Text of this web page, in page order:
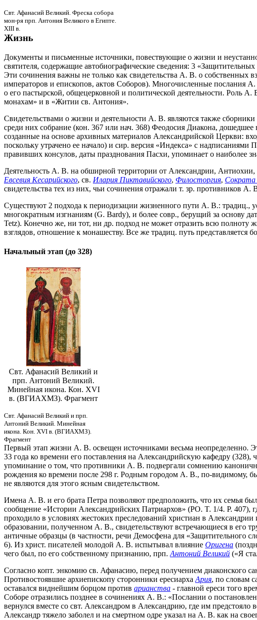
Свт. Афанасий Великий. Фреска собора
мон-ря прп. Антония Великого в Египте.
XIII в.
Жизнь
Документы и письменные источники, повествующие о жизни и
святителя, содержащие автобиографические сведения: 3
Эти сочинения важны не только как свидетельства А. В. о собственных
императоров и епископов, актов Соборов). Многочисленные послания
о его пастырской, общецерковной и политической деятельности. Роль
монахам» и в «Житии св. Антония».
Свидетельствами о жизни и деятельности А. В. являются также
среди них собрание (кон. 367 или нач. 368) Феодосия Диакона,
созданные на основе архивных материалов Александрийской Церкви:
поскольку утрачено ее начало) и сир. версия «Индекса» с
правивших консулов, даты празднования Пасхи, упоминает о наиболее
Деятельность А. В. на обширной территории от Александрии,
Евсевия Кесарийского, св. Илария Пиктавийского, Филосторгия, Сократа
свидетельства тех из них, чьи сочинения отражали т. зр. противников
Существуют 2 подхода к периодизации жизненного пути А. В.: традиц.,
многократным изгнаниям (G. Bardy), и более совр., берущий за основу
Tetz). Конечно же, ни тот, ни др. подход не может отразить всю полноту
взглядов, отношение к монашеству. Все же традиц. путь представляется
Начальный этап (до 328)
Свт. Афанасий Великий и
прп. Антоний Великий.
Минейная икона. Кон. XVI
в. (ВГИАХМЗ). Фрагмент
Свт. Афанасий Великий и прп.
Антоний Великий. Минейная
икона. Кон. XVI в. (ВГИАХМЗ).
Фрагмент
Первый этап жизни А. В. освещен источниками весьма неопределенно.
33 года ко времени его поставления на Александрийскую кафедру
упоминание о том, что противники А. В. подвергали сомнению
рождения ко времени после 298 г. Родным городом А. В., по-видимому,
не являются для этого ясным свидетельством.
Имена А. В. и его брата Петра позволяют предположить, что их семья
сообщение «Истории Александрийских Патриархов» (PO. T. 1/4. P. 407),
проходило в условиях жестоких преследований христиан в
образовании, полученном А. В., свидетельствуют встречающиеся в его
античные образцы (в частности, речи Демосфена для
6). Из христ. писателей молодой А. В. испытывал влияние Оригена
чего был, по его собственному признанию, прп. Антоний Великий («Я
Согласно копт. энкомию св. Афанасию, перед получением диаконского
Противостоявшие архиепископу сторонники ересиарха Ария, по словам
оставался виднейшим борцом против арианства - главной ереси того
Соборе отразились позднее в сочинениях А. В.: «Послании о
вернулся вместе со свт. Александром в Александрию, где им
Александр тяжело заболел и на смертном одре указал на А. В. как на